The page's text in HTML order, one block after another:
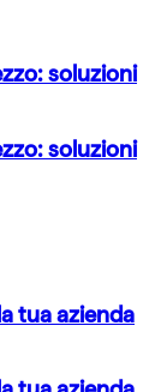
soluzioni
soluzioni
tua azienda